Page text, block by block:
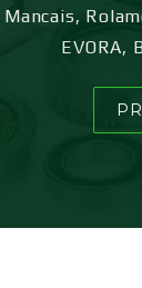
EVORA,